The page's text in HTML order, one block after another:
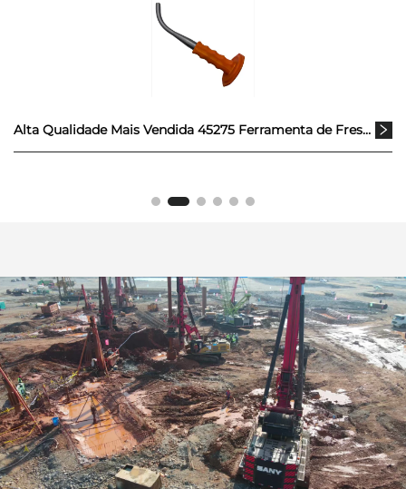
Alta Qualidade Mais Vendida 45275 Ferramenta de Fresagem com Ponta em Formato J para Remoção de Talhadeiras em Estradas e Ferramenta para Retirar Cortadores